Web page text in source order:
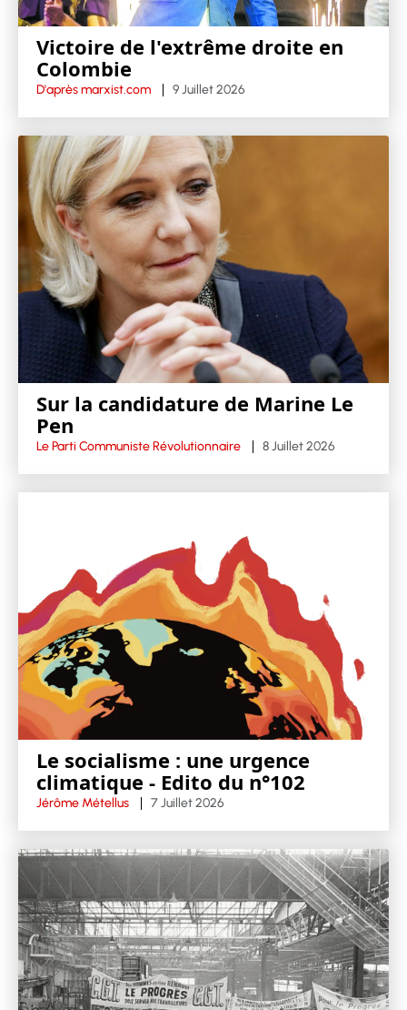
Victoire de l'extrême droite en
Colombie
D'après marxist.com 9 Juillet 2026
Sur la candidature de Marine Le
Pen
Le Parti Communiste Révolutionnaire 8 Juillet 2026
Le socialisme : une urgence
climatique - Edito du n°102
Jérôme Métellus 7 Juillet 2026